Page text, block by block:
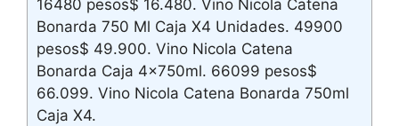
16480 pesos$ 16.480. Vino Nicola Catena
Bonarda 750 Ml Caja X4 Unidades. 49900
pesos$ 49.900. Vino Nicola Catena
Bonarda Caja 4x750ml. 66099 pesos$
66.099. Vino Nicola Catena Bonarda 750ml
Caja X4.